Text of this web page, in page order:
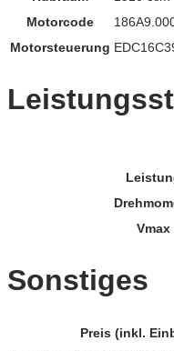
Motorcode
Motorsteuerung
Vmax
Sonstiges
Preis (inkl.